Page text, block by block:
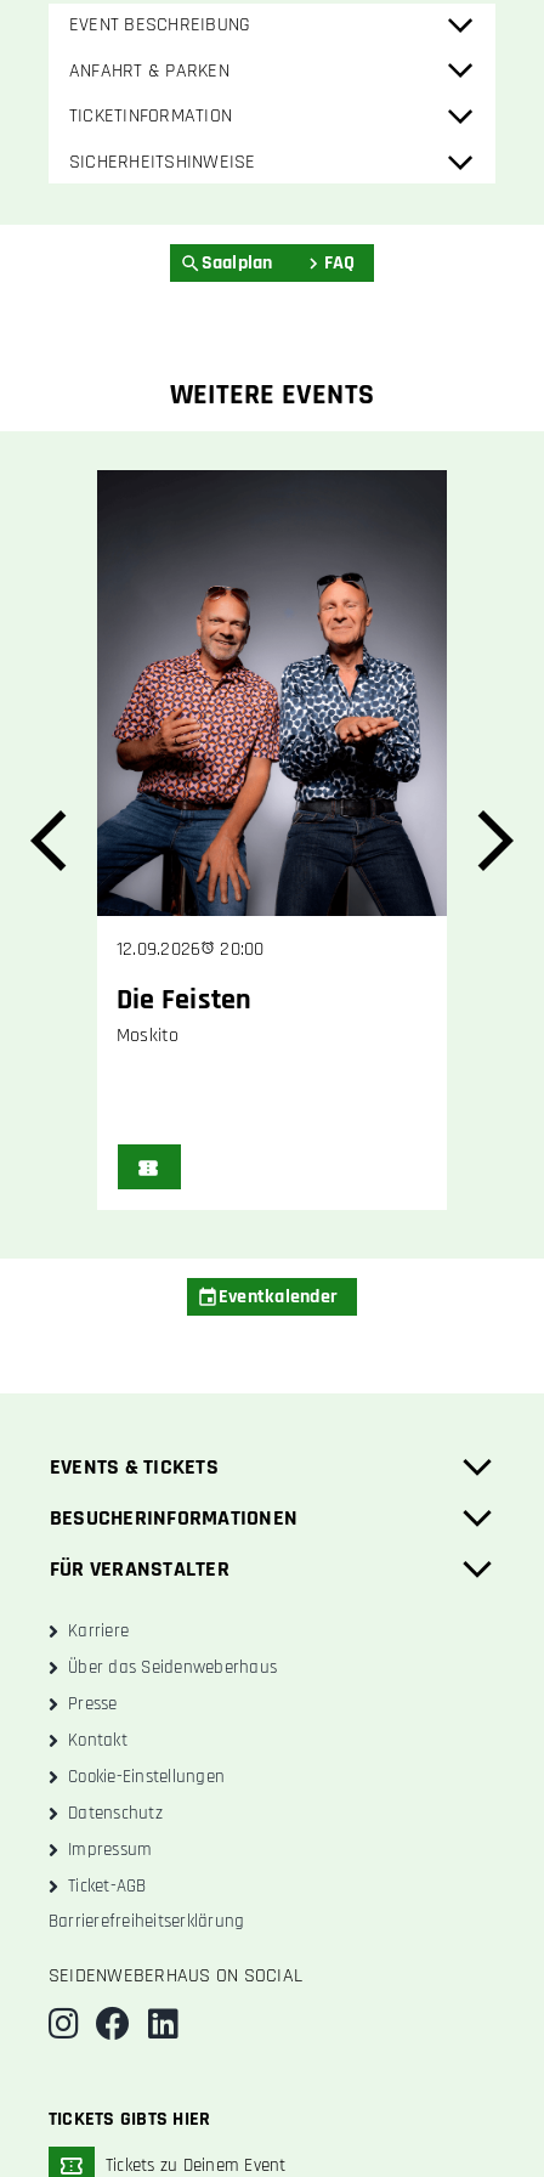
EVENT BESCHREIBUNG
ANFAHRT & PARKEN
TICKETINFORMATION
SICHERHEITSHINWEISE
Saalplan FAQ
WEITERE EVENTS
12.09.2026 20:00
Die Feisten
Moskito
Eventkalender
EVENTS & TICKETS
BESUCHERINFORMATIONEN
FÜR VERANSTALTER
Karriere
Über das Seidenweberhaus
Presse
Kontakt
Cookie-Einstellungen
Datenschutz
Impressum
Ticket-AGB
Barrierefreiheitserklärung
SEIDENWEBERHAUS ON SOCIAL
TICKETS GIBTS HIER
Tickets zu Deinem Event